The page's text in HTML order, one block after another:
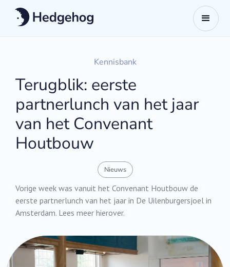
Kennisbank
Terugblik: eerste
partnerlunch van het jaar
van het Convenant
Houtbouw
Nieuws
Vorige week was vanuit het Convenant Houtbouw de
eerste partnerlunch van het jaar in De Uilenburgersjoel in
Amsterdam. Lees meer hierover.